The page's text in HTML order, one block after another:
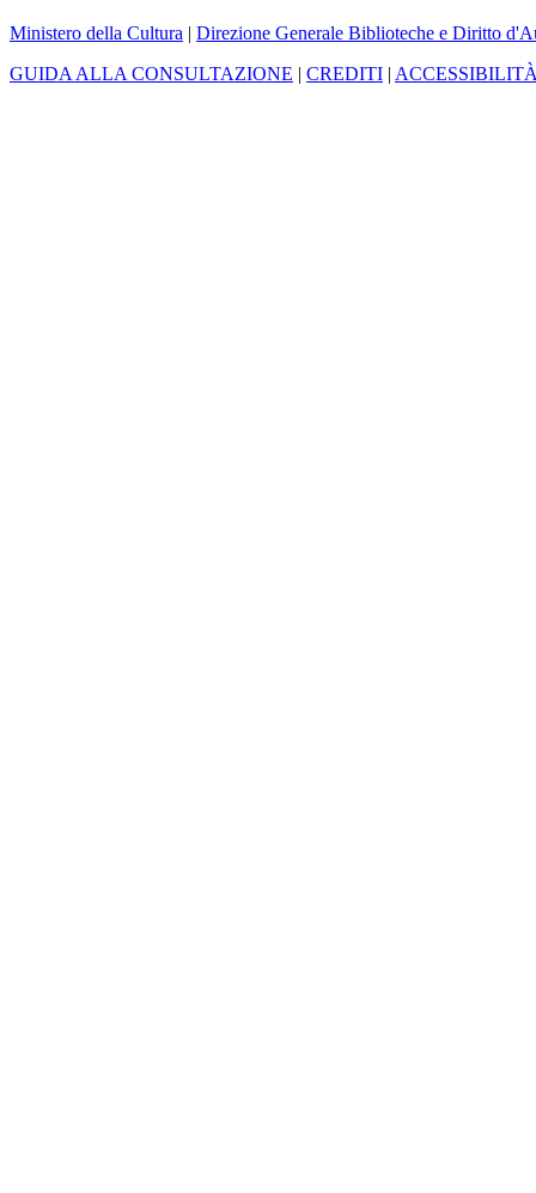
Ministero della Cultura | Direzione Generale Biblioteche e Diritto
GUIDA ALLA CONSULTAZIONE | CREDITI |